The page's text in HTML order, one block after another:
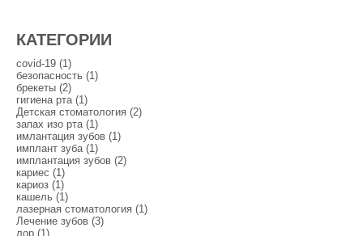
КАТЕГОРИИ
covid-19 (1)
безопасность (1)
брекеты (2)
гигиена рта (1)
Детская стоматология (2)
запах изо рта (1)
имлантация зубов (1)
имплант зуба (1)
имплантация зубов (2)
кариес (1)
кариоз (1)
кашель (1)
лазерная стоматология (1)
Лечение зубов (3)
лор (1)